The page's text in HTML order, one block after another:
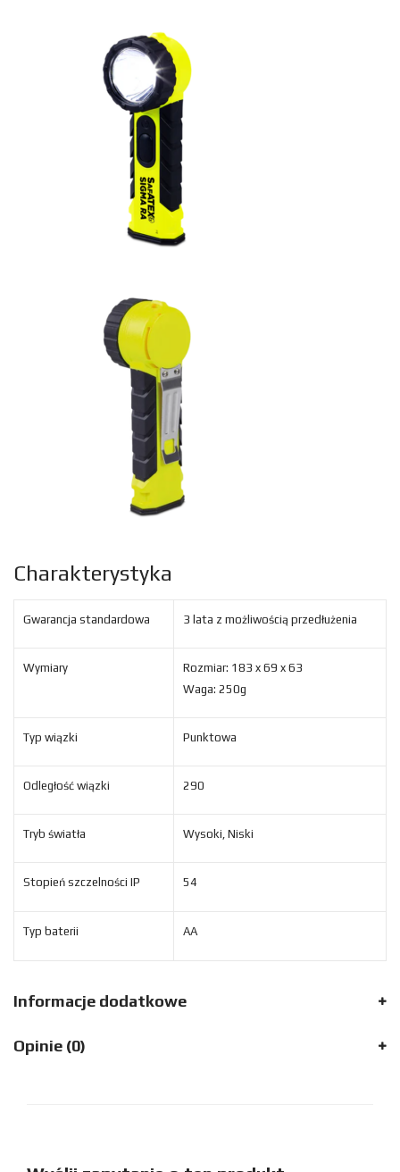
Charakterystyka
Gwarancja standardowa 3 lata z możliwością przedłużenia
Wymiary
Rozmiar: 183 x 69 x 63
Waga: 250g
Typ wiązki Punktowa
Odległość wiązki 290
Tryb światła Wysoki, Niski
Stopień szczelności IP 54
Typ baterii AA
Informacje dodatkowe
Opinie (0)